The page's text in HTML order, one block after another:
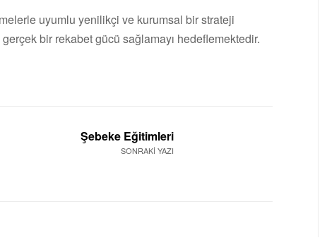
uyumlu yenilikçi ve kurumsal bir strateji
bir rekabet gücü sağlamayı hedeflemektedir.
SONRAKİ YAZI
Şebeke Eğitimleri